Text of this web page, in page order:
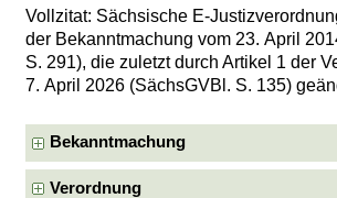
Vollzitat: Sächsische E-
der Bekanntmachung vom 23. April
S. 291), die zuletzt durch Artikel 1 der
7. April 2026 (SächsGVBl. S. 135)
Bekanntmachung
Verordnung